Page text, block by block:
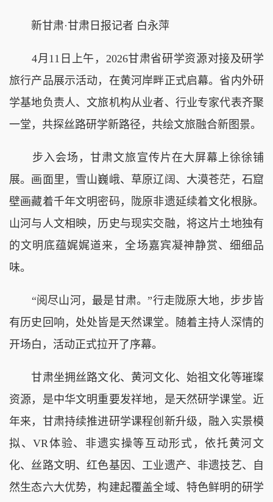
新甘肃·甘肃日报记者 白永萍
4月11日上午，2026甘肃省研学资源对接及研学
旅行产品展示活动，在黄河岸畔正式启幕。省内外研
学基地负责人、文旅机构从业者、行业专家代表齐聚
一堂，共探丝路研学新路径，共绘文旅融合新图景。
步入会场，甘肃文旅宣传片在大屏幕上徐徐铺
展。画面里，雪山巍峨、草原辽阔、大漠苍茫，石窟
壁画藏着千年文明密码，陇原非遗延续着文化根脉。
山河与人文相映，历史与现实交融，将这片土地独有
的文明底蕴娓娓道来，全场嘉宾凝神静赏、细细品
味。
“阅尽山河，最是甘肃。”行走陇原大地，步步皆
有历史回响，处处皆是天然课堂。随着主持人深情的
开场白，活动正式拉开了序幕。
甘肃坐拥丝路文化、黄河文化、始祖文化等璀璨
资源，是中华文明重要发祥地，是天然研学课堂。近
年来，甘肃持续推进研学课程创新升级，融入实景模
拟、VR体验、非遗实操等互动形式，依托黄河文
化、丝路文明、红色基因、工业遗产、非遗技艺、自
然生态六大优势，构建起覆盖全域、特色鲜明的研学